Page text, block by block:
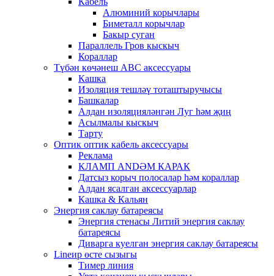
Алюминий корычлары
Биметалл корычлар
Бакыр суган
Параллель Гров кыскыч
Кораллар
Түбән көчәнеш ABC аксессуары
Кашка
Изоляция тешләү тоташтыручысы
Башкалар
Алдан изоляцияләнгән Луг һәм җиң
Асылмалы кыскыч
Тарту
Оптик оптик кабель аксессуары
Реклама
КЛАМП ANDӘМ КАРАК
Датсыз корыч полосалар һәм кораллар
Алдан ясалган аксессуарлар
Кашка & Кальян
Энергия саклау батареясы
Энергия стенасы Литий энергия саклау
батареясы
Диварга куелган энергия саклау батареясы
Lineир өсте сызыгы
Тимер линия